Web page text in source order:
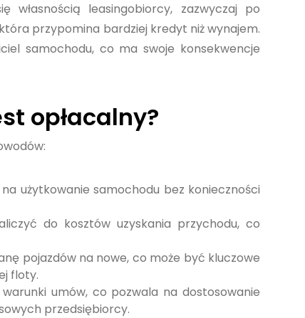
własnością leasingobiorcy, zazwyczaj po
przypomina bardziej kredyt niż wynajem.
samochodu, co ma swoje konsekwencje
opłacalny?
użytkowanie samochodu bez konieczności
do kosztów uzyskania przychodu, co
pojazdów na nowe, co może być kluczowe
floty.
umów, co pozwala na dostosowanie
przedsiębiorcy.